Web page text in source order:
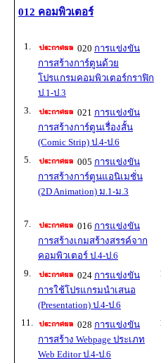
012 คอมพิวเตอร์
1. 020 การแข่งขัน
การสร้างการ์ตูนด้วย
โปรแกรมคอมพิวเตอร์กราฟิก
ป.1-ป.3
3. 021 การแข่งขัน
การสร้างการ์ตูนเรื่องสั้น
(Comic Strip) ป.4-ป.6
5.
005 การแข่งขัน
การสร้างการ์ตูนแอนิเมชั่น
(2D Animation) ม.1-ม.3
7.
016 การแข่งขัน
การสร้างเกมสร้างสรรค์จาก
คอมพิวเตอร์ ป.4-ป.6
9.
024 การแข่งขัน
การใช้โปรแกรมนำเสนอ
(Presentation) ป.4-ป.6
11.
028 การแข่งขัน
การสร้าง Webpage ประเภท
Web Editor ป.4-ป.6